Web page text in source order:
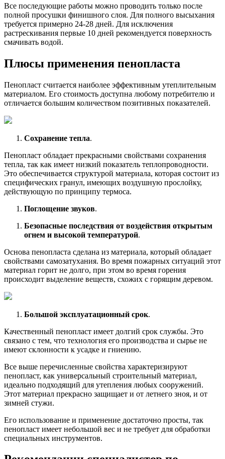
Все последующие работы можно проводить только после
полной просушки финишного слоя. Для полного высыхания
требуется примерно 24-28 дней. Для исключения
растрескивания первые 10 дней рекомендуется поверхность
смачивать водой.
Плюсы применения пенопласта
Пенопласт считается наиболее эффективным утеплительным
материалом. Его стоимость доступна любому потребителю и
отличается большим количеством позитивных показателей.
Сохранение тепла.
Пенопласт обладает прекрасными свойствами сохранения
тепла, так как имеет низкий показатель теплопроводности.
Это обеспечивается структурой материала, которая состоит из
специфических гранул, имеющих воздушную прослойку,
действующую по принципу термоса.
Поглощение звуков.
Безопасные последствия от воздействия открытым
огнем и высокой температурой.
Основа пенопласта сделана из материала, который обладает
свойствами самозатухания. Во время пожарных ситуаций этот
материал горит не долго, при этом во время горения
происходит выделение веществ, схожих с горящим деревом.
Большой эксплуатационный срок.
Качественный пенопласт имеет долгий срок службы. Это
связано с тем, что технология его производства и сырье не
имеют склонности к усадке и гниению.
Все выше перечисленные свойства характеризируют
пенопласт, как универсальный строительный материал,
идеально подходящий для утепления любых сооружений.
Этот материал прекрасно защищает и от летнего зноя, и от
зимней стужи.
Его использование и применение достаточно просты, так
пенопласт имеет небольшой вес и не требует для обработки
специальных инструментов.